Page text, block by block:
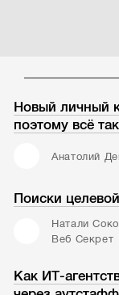
Новый личный
поэтому всё
Анатолий
Поиски
Натали
Веб Секрет
Как ИТ-